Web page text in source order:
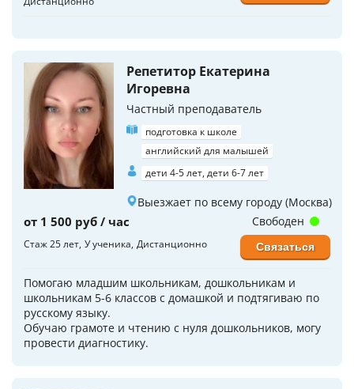
Репетитор Екатерина
Игоревна
Частный преподаватель
подготовка к школе
английский для малышей
дети 4-5 лет, дети 6-7 лет
Выезжает по всему городу (Москва)
от 1 500 руб / час
Стаж 25 лет У ученика Дистанционно
Помогаю младшим школьникам, дошкольникам и
школьникам 5-6 классов с домашкой и подтягиваю по
русскому языку.
Обучаю грамоте и чтению с нуля дошкольников, могу
провести диагностику.
Свободен
Связаться